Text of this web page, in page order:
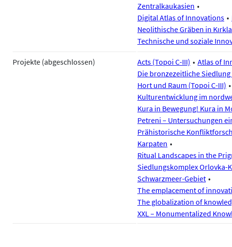
Zentralkaukasien
Digital Atlas of Innovations
Neolithische Gräben in
Technische und soziale
Projekte (abgeschlossen) Acts (Topoi C-III)
Atlas of
Die bronzezeitliche
Hort und Raum (Topoi C-III)
Kulturentwicklung im
Kura in Bewegung! Kura in
Petreni – Untersuchungen
Prähistorische
Karpaten
Ritual Landscapes in the
Siedlungskomplex Orlovka-
Schwarzmeer-Gebiet
The emplacement of
The globalization of
XXL – Monumentalized